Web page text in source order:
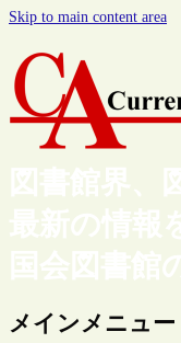
Skip to main content area
図書館界、
最新の情報
国会図書館
メインメニュー